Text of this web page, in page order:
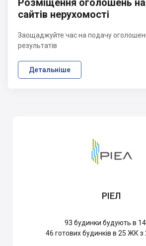
Розміщення оголошень
сайтів нерухомості
Заощаджуйте час на подачу
результатів
Детальніше
РІЕЛ
93 будинки будують в
46 готових будинків в 25 ЖК з